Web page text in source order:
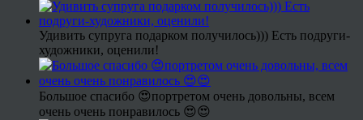
Удивить супруга подарком получилось))) Есть подруги-
художники, оценили!
Большое спасибо 😍портретом очень довольны, всем
очень очень понравилось 😍😍